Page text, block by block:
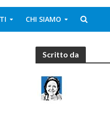
CHI SIAMO
Scritto da